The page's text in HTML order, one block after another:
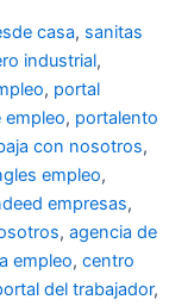
casa, sanitas
industrial,
, portal
empleo, portalento
con nosotros,
empleo,
empresas,
, agencia de
empleo, centro
del trabajador,